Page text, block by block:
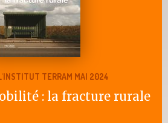
TERRAM MAI 2024
: la fracture rurale